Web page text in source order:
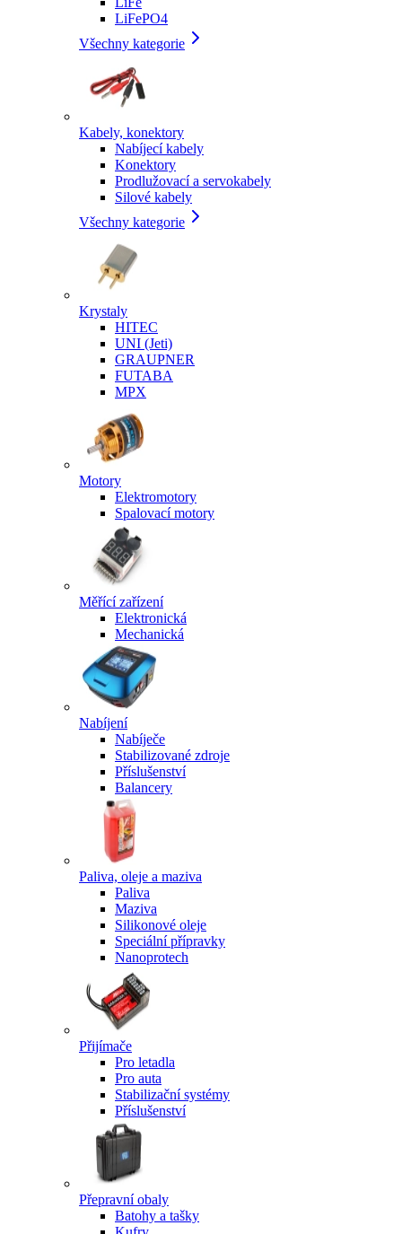
LiFePO4
Všechny kategorie
Kabely, konektory
Nabíjecí kabely
Konektory
Prodlužovací a servokabely
Silové kabely
Všechny kategorie
Krystaly
HITEC
UNI (Jeti)
GRAUPNER
FUTABA
MPX
Motory
Elektromotory
Spalovací motory
Měřící zařízení
Elektronická
Mechanická
Nabíjení
Nabíječe
Stabilizované zdroje
Příslušenství
Balancery
Paliva, oleje a maziva
Paliva
Maziva
Silikonové oleje
Speciální přípravky
Nanoprotech
Přijímače
Pro letadla
Pro auta
Stabilizační systémy
Příslušenství
Přepravní obaly
Batohy a tašky